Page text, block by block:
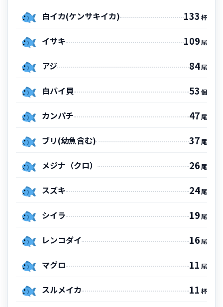
白イカ(ケンサキイカ) 133 杯
イサキ 109尾
アジ 84尾
白バイ貝 53 個
カンパチ 47尾
ブリ(幼魚含む) 37尾
メジナ（クロ） 26尾
スズキ 24尾
シイラ 19尾
レンコダイ 16尾
マグロ 11 尾
スルメイカ 11 杯